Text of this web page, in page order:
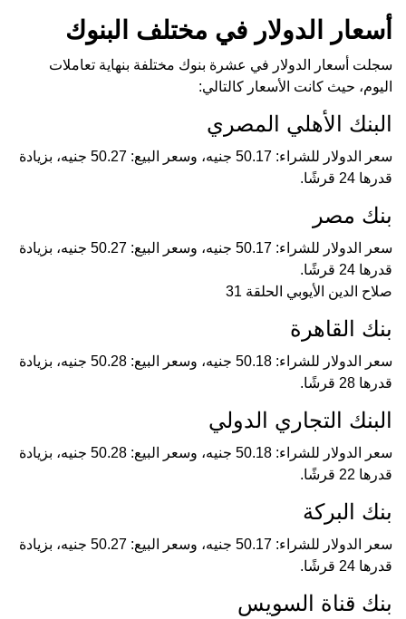
أسعار الدولار في مختلف البنوك
سجلت أسعار الدولار في عشرة بنوك مختلفة بنهاية تعاملات
اليوم، حيث كانت الأسعار كالتالي:
البنك الأهلي المصري
سعر الدولار للشراء: 50.17 جنيه، وسعر البيع: 50.27 جنيه، بزيادة
قدرها 24 قرشًا.
بنك مصر
سعر الدولار للشراء: 50.17 جنيه، وسعر البيع: 50.27 جنيه، بزيادة
قدرها 24 قرشًا.
صلاح الدين الأيوبي الحلقة 31
بنك القاهرة
سعر الدولار للشراء: 50.18 جنيه، وسعر البيع: 50.28 جنيه، بزيادة
قدرها 28 قرشًا.
البنك التجاري الدولي
سعر الدولار للشراء: 50.18 جنيه، وسعر البيع: 50.28 جنيه، بزيادة
قدرها 22 قرشًا.
بنك البركة
سعر الدولار للشراء: 50.17 جنيه، وسعر البيع: 50.27 جنيه، بزيادة
قدرها 24 قرشًا.
بنك قناة السويس